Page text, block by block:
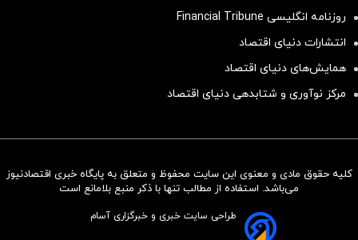
سرمایه‌گذاری همسنگ با شاخص
روزنامه انگلیسی Financial Tribune
انتشارات دنیای اقتصاد
همایش‌های دنیای اقتصاد
مرکز نوآوری و شتابدهی دنیای اقتصاد
کلیه حقوق مادی و معنوی این سایت محفوظ و متعلق به پایگاه خبری اقتصادنیوز
می‌باشد. استفاده از مطالب تنها با ذکر منبع بلامانع است
طراحی سایت خبری و خبرگزاری آسام